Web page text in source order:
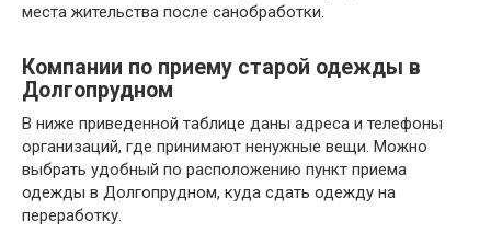
места жительства после санобработки.
Компании по приему старой одежды в
Долгопрудном
В ниже приведенной таблице даны адреса и телефоны
организаций, где принимают ненужные вещи. Можно
выбрать удобный по расположению пункт приема
одежды в Долгопрудном, куда сдать одежду на
переработку.